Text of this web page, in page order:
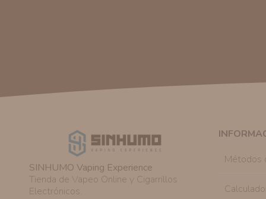
SINHUMO Vaping Experience
Tienda de Vapeo Online y Cigarrillos
Electrónicos.
Métodos